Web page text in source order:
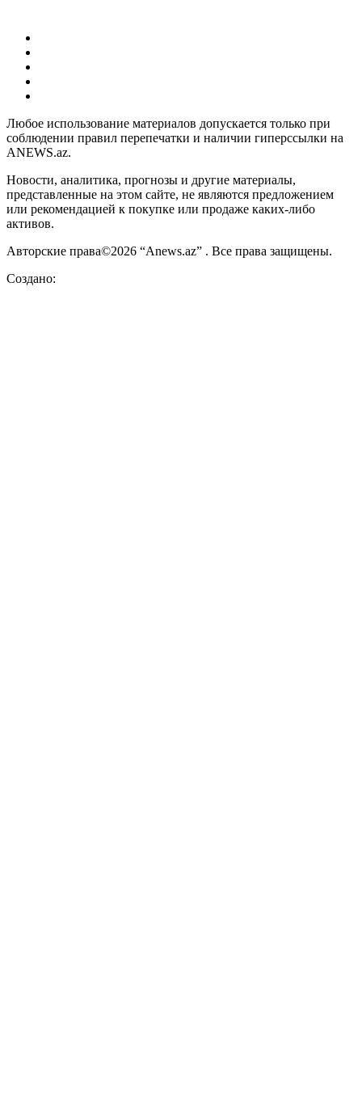
Любое использование материалов допускается только при
соблюдении правил перепечатки и наличии гиперссылки на
ANEWS.az.
Новости, аналитика, прогнозы и другие материалы,
представленные на этом сайте, не являются предложением
или рекомендацией к покупке или продаже каких-либо
активов.
Авторские права©2026 “Anews.az” . Все права защищены.
Создано: